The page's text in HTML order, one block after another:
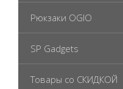
Рюкзаки OGIO
SP Gadgets
Товары со СКИДКОЙ